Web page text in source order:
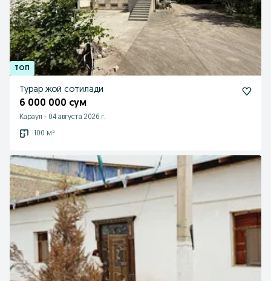
Турар жой сотилади
6 000 000 сум
Караул - 04 августа 2026 г.
100 м²